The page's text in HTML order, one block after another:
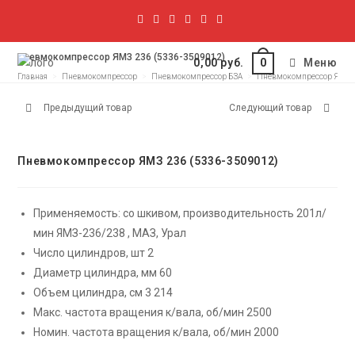
0,00руб. 0 Меню
Пневмокомпрессор ЯМЗ 236 (5336-3509012)
Главная Пневмокомпрессор Пневмокомпрессор БЗА > Пневмокомпрессор ЯМЗ
Предыдущий товар Следующий товар
Пневмокомпрессор ЯМЗ 236 (5336-3509012)
Применяемость: со шкивом, производительность 201л/
мин ЯМЗ-236/238 , МАЗ, Урал
Число цилиндров, шт 2
Диаметр цилиндра, мм 60
Объем цилиндра, см 3 214
Макс. частота вращения к/вала, об/мин 2500
Номин. частота вращения к/вала, об/мин 2000